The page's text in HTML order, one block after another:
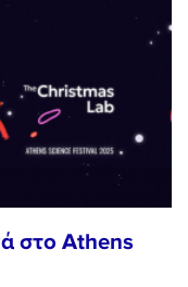
στο Athens